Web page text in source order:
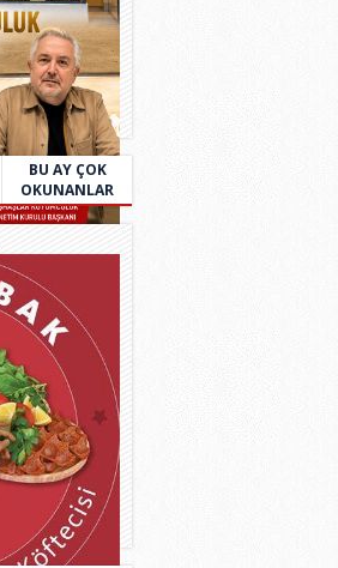
BU AY ÇOK
OKUNANLAR